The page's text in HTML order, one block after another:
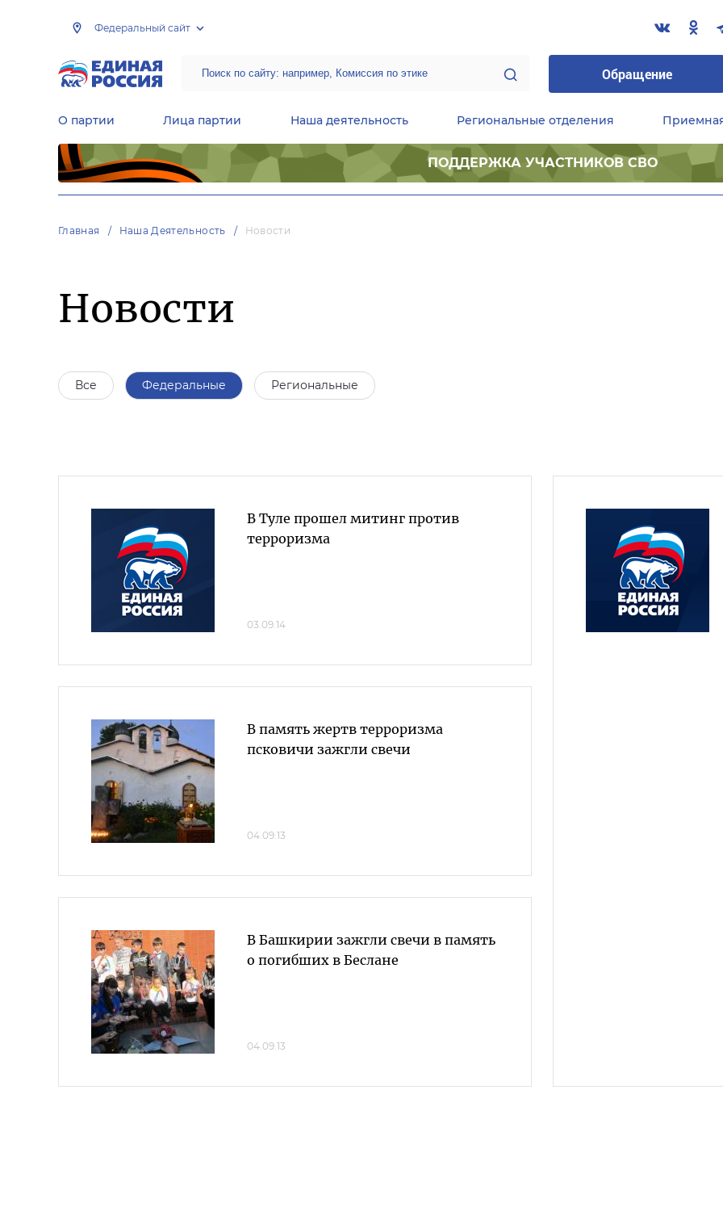
Федеральный сайт
Обращение
О партии Лица партии Наша деятельность Региональные отделения
ПОДДЕРЖКА УЧАСТНИКОВ СВО
Главная Наша Деятельность Новости
Новости
Все Федеральные Региональные
В Туле прошел митинг против
терроризма
03.09.14
В память жертв терроризма
псковичи зажгли свечи
04.09.13
В Башкирии зажгли свечи в память
о погибших в Беслане
04.09.13